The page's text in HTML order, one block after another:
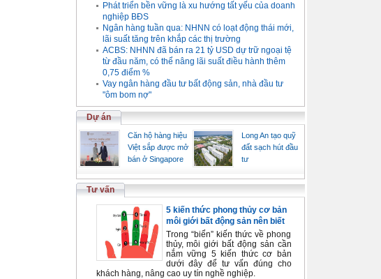
Phát triển bền vững là xu hướng tất yếu của doanh
nghiệp BĐS
Ngân hàng tuần qua: NHNN có loạt động thái mới,
lãi suất tăng trên khắp các thị trường
ACBS: NHNN đã bán ra 21 tỷ USD dự trữ ngoại tệ
từ đầu năm, có thể nâng lãi suất điều hành thêm
0,75 điểm %
Vay ngân hàng đầu tư bất động sản, nhà đầu tư
"ôm bom nợ"
Dự án
Căn hộ hàng hiệu
Việt sắp được mở
bán ở Singapore
Long An tạo quỹ
đất sạch hút đầu
tư
Tư vấn
5 kiến thức phong thủy cơ bản
môi giới bất động sản nên biết
Trong “biển” kiến thức về phong
thủy, môi giới bất động sản cần
nắm vững 5 kiến thức cơ bản
dưới đây để tư vấn đúng cho
khách hàng, nâng cao uy tín nghề nghiệp.